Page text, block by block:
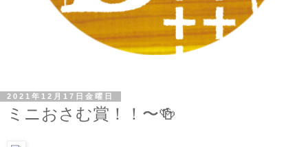
2021年12月17日金曜日
ミニおさむ賞！！〜🍻